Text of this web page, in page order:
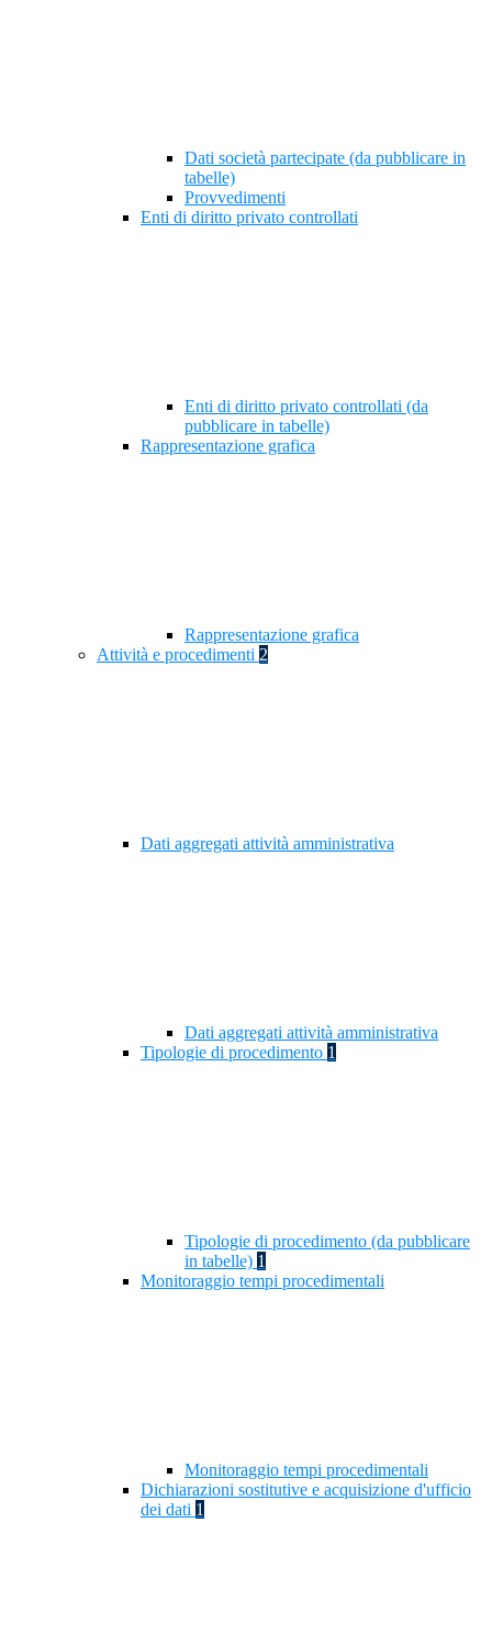
Dati società partecipate (da pubblicare in
tabelle)
Provvedimenti
Enti di diritto privato controllati
Enti di diritto privato controllati (da
pubblicare in tabelle)
Rappresentazione grafica
Rappresentazione grafica
Attività e procedimenti 2
Dati aggregati attività amministrativa
Dati aggregati attività amministrativa
Tipologie di procedimento 1
Tipologie di procedimento (da pubblicare
in tabelle) 1
Monitoraggio tempi procedimentali
Monitoraggio tempi procedimentali
Dichiarazioni sostitutive e acquisizione d'ufficio
dei dati 1